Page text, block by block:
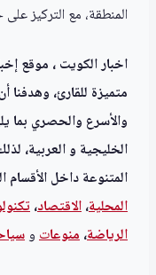
المنطقة، مع التركيز
اخبار الكويت ، موقع
متميزة للقارئ، وهدفنا
والأسرع والحصري بما
الخليجية و العربية،
المتنوعة داخل الأقسام
المحلية،الاقتصاد،
الرياضة،منوعاتو